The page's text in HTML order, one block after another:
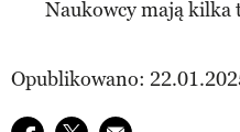
Opublikowano: